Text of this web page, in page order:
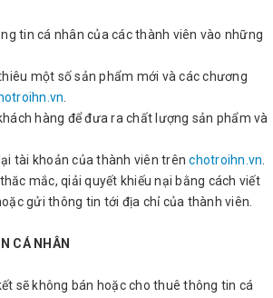
tin cá nhân của các thành viên vào những
một số sản phẩm mới và các chương
hàng để đưa ra chất lượng sản phẩm và
tài khoản của thành viên trênchotroihn.vn
mắc, qiải quyết khiếu nại bằng cách viết
gửi thông tin tới địa chỉ của thành viên.
CÁ NHÂN
sẽ không bán hoặc cho thuê thông tin cá